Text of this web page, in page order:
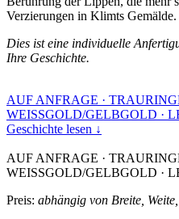
Verzierungen in Klimts Gemälde.
Dies ist eine individuelle
Ihre Geschichte.
AUF ANFRAGE ·
WEISSGOLD/GELBGOLD ·
Geschichte lesen ↓
AUF ANFRAGE ·
WEISSGOLD/GELBGOLD ·
Preis: abhängig von Breite,